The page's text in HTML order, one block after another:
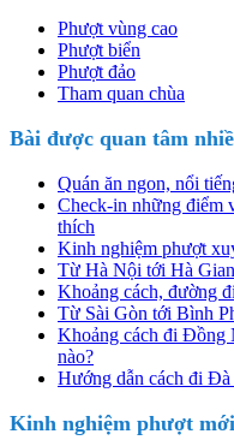
Phượt vùng cao
Phượt biển
Phượt đảo
Tham quan chùa
Bài được quan tâm
Quán ăn ngon, nổi
Check-in những điểm
thích
Kinh nghiệm phượt
Từ Hà Nội tới Hà
Khoảng cách, đường
Từ Sài Gòn tới Bình
Khoảng cách đi Đồng
nào?
Hướng dẫn cách đi Đà
Kinh nghiệm phượt